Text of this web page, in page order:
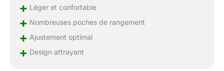
+ Léger et confortable
+ Nombreuses poches de rangement
+ Ajustement optimal
+ Design attrayant